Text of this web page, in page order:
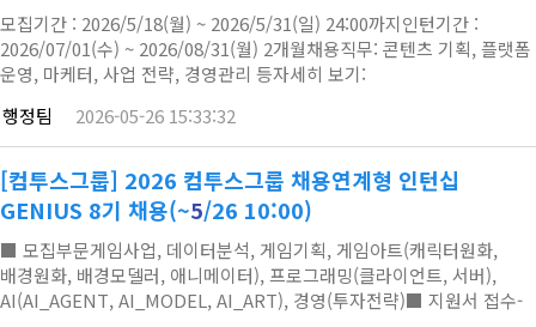
모집기간 : 2026/5/18(월) ~ 2026/5/31(일) 24:00까지인턴기간 :
2026/07/01(수) ~ 2026/08/31(월) 2개월채용직무: 콘텐츠 기획, 플랫폼
운영, 마케터, 사업 전략, 경영관리 등자세히 보기:
행정팀 2026-05-26 15:33:32
[컴투스그룹] 2026 컴투스그룹 채용연계형 인턴십
GENIUS 8기 채용(~5/26 10:00)
■ 모집부문게임사업, 데이터분석, 게임기획, 게임아트(캐릭터원화,
배경원화, 배경모델러, 애니메이터), 프로그래밍(클라이언트, 서버),
AI(AI_AGENT, AI_MODEL, AI_ART), 경영(투자전략)■ 지원서 접수-